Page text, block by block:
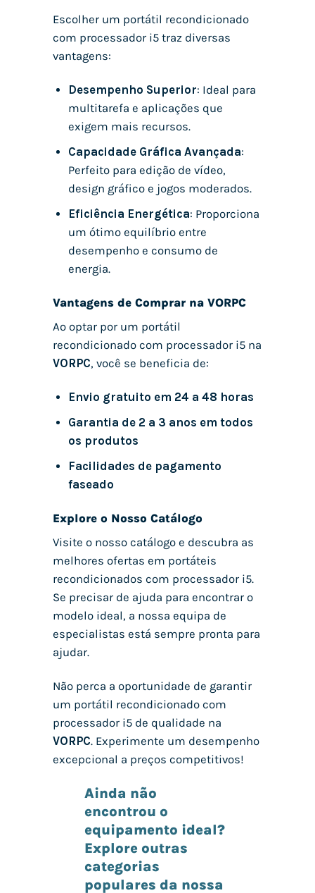
Escolher um portátil recondicionado
com processador i5 traz diversas
vantagens:
Desempenho Superior: Ideal para
multitarefa e aplicações que
exigem mais recursos.
Capacidade Gráfica Avançada:
Perfeito para edição de vídeo,
design gráfico e jogos moderados.
Eficiência Energética: Proporciona
um ótimo equilíbrio entre
desempenho e consumo de
energia.
Vantagens de Comprar na VORPC
Ao optar por um portátil
recondicionado com processador i5 na
VORPC, você se beneficia de:
Envio gratuito em 24 a 48 horas
Garantia de 2 a 3 anos em todos
os produtos
Facilidades de pagamento
faseado
Explore o Nosso Catálogo
Visite o nosso catálogo e descubra as
melhores ofertas em portáteis
recondicionados com processador i5.
Se precisar de ajuda para encontrar o
modelo ideal, a nossa equipa de
especialistas está sempre pronta para
ajudar.
Não perca a oportunidade de garantir
um portátil recondicionado com
processador i5 de qualidade na
VORPC. Experimente um desempenho
excepcional a preços competitivos!
Ainda não
encontrou o
equipamento ideal?
Explore outras
categorias
populares da nossa